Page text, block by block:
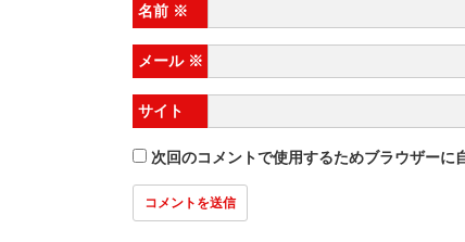
名前 ※
メール ※
サイト
次回のコメントで使用するためブラウザーに